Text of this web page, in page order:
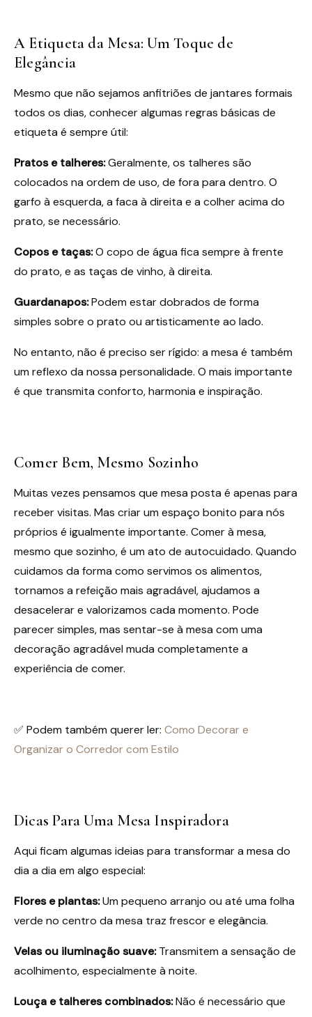
A Etiqueta da Mesa: Um Toque de
Elegância
Mesmo que não sejamos anfitriões de jantares formais
todos os dias, conhecer algumas regras básicas de
etiqueta é sempre útil:
Pratos e talheres:Geralmente, os talheres são
colocados na ordem de uso, de fora para dentro. O
garfo à esquerda, a faca à direita e a colher acima do
prato, se necessário.
Copos e taças:O copo de água fica sempre à frente
do prato, e as taças de vinho, à direita.
Guardanapos:Podem estar dobrados de forma
simples sobre o prato ou artisticamente ao lado.
No entanto, não é preciso ser rígido: a mesa é também
um reflexo da nossa personalidade. O mais importante
é que transmita conforto, harmonia e inspiração.
Comer Bem, Mesmo Sozinho
Muitas vezes pensamos que mesa posta é apenas para
receber visitas. Mas criar um espaço bonito para nós
próprios é igualmente importante. Comer à mesa,
mesmo que sozinho, é um ato de autocuidado. Quando
cuidamos da forma como servimos os alimentos,
tornamos a refeição mais agradável, ajudamos a
desacelerar e valorizamos cada momento. Pode
parecer simples, mas sentar-se à mesa com uma
decoração agradável muda completamente a
experiência de comer.
✅ Podem também querer ler: Como Decorar e
Organizar o Corredor com Estilo
Dicas Para Uma Mesa Inspiradora
Aqui ficam algumas ideias para transformar a mesa do
dia a dia em algo especial:
Flores e plantas:Um pequeno arranjo ou até uma folha
verde no centro da mesa traz frescor e elegância.
Velas ou iluminação suave:Transmitem a sensação de
acolhimento, especialmente à noite.
Louça e talheres combinados:Não é necessário que